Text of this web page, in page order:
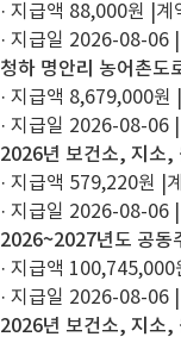
· 지급액 88,000원
계
· 지급일 2026-08-06
청하 명안리 농어촌도
· 지급액 8,679,000원
· 지급일 2026-08-06
2026년 보건소, 지소,
· 지급액 579,220원
· 지급일 2026-08-06
2026~2027년도 공동
· 지급액 100,745,000
· 지급일 2026-08-06
2026년 보건소, 지소,